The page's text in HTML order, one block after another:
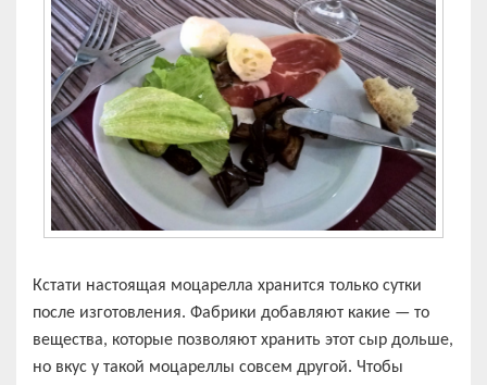
Кстати настоящая моцарелла хранится только сутки
после изготовления. Фабрики добавляют какие — то
вещества, которые позволяют хранить этот сыр дольше,
но вкус у такой моцареллы совсем другой. Чтобы